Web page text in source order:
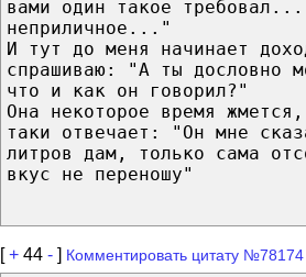
вами один такое
неприличное..."
И тут до меня начинает
спрашиваю: "А ты дословно
что и как он говорил?"
Она некоторое время
таки отвечает: "Он мне
литров дам, только сама
вкус не переношу"
[+ 44 - ] Комментировать цитату №78174